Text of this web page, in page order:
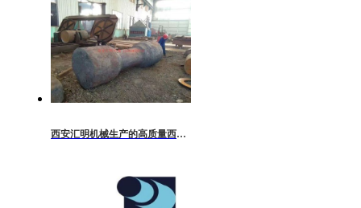
西安汇明机械生产的高质量西安锻件鉴赏